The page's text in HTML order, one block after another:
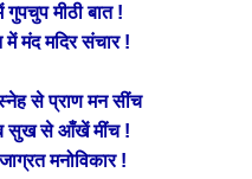
मीठी बात !
में मंद मदिर संचार !
से प्राण मन सींच
सुख से आँखें मींच !
मनोविकार !